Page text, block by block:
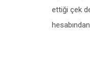
ettiği çek
hesabından